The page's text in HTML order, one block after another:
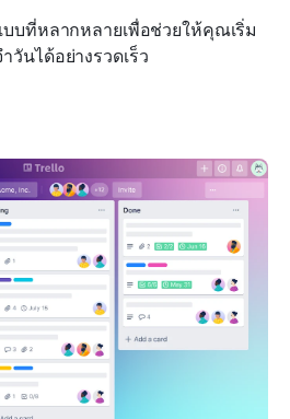
บที่หลากหลายเพื่อช่วยให้คุณเริ่ม
วันได้อย่างรวดเร็ว